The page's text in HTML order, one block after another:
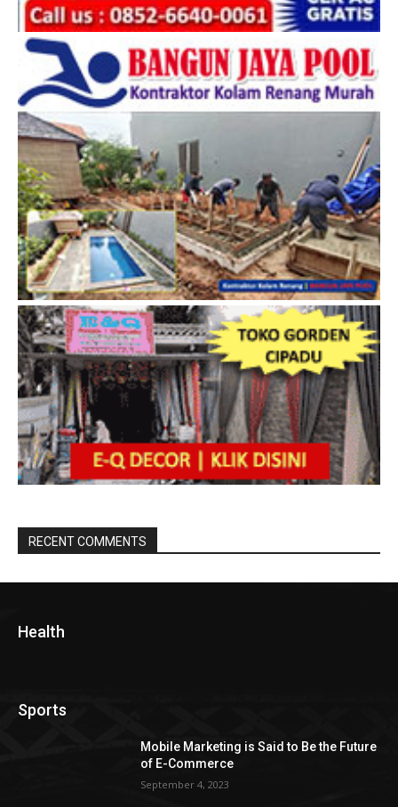
RECENT COMMENTS
Health
Sports
Mobile Marketing is Said to Be the Future
of E-Commerce
September 4, 2023